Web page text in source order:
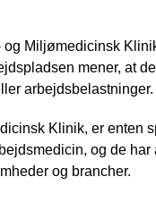
og Miljømedicinsk
mener, at
arbejdsbelastninger.
Klinik, er enten
og de har
og brancher.